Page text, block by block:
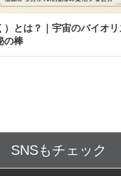
とは？｜宇宙のバイオリ
の棒
SNSもチェック